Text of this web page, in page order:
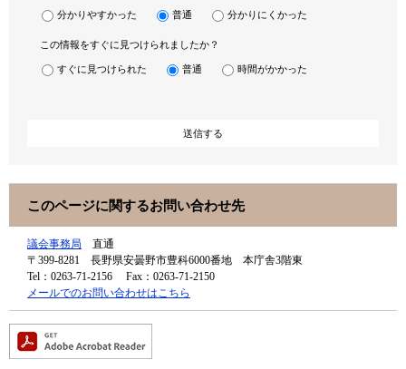
分かりやすかった 普通 分かりにくかった
この情報をすぐに見つけられましたか？
すぐに見つけられた 普通 時間がかかった
このページに関するお問い合わせ先
議会事務局
直通
〒399-8281
長野県安曇野市豊科6000番地 本庁舎3階東
Tel：0263-71-2156
Fax：0263-71-2150
メールでのお問い合わせはこちら